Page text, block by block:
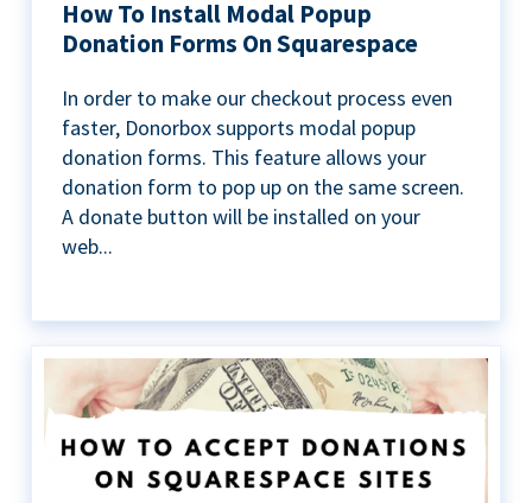
How To Install Modal Popup
Donation Forms On Squarespace
In order to make our checkout process even
faster, Donorbox supports modal popup
donation forms. This feature allows your
donation form to pop up on the same screen.
A donate button will be installed on your
web...